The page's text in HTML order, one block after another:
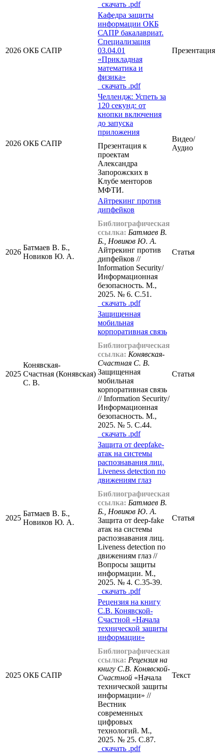
cкачать .pdf
2026 ОКБ САПР
Кафедра защиты
информации ОКБ
САПР бакалавриат.
Специализация
03.04.01
«Прикладная
математика и
физика»
cкачать .pdf
Презентация
2026 ОКБ САПР
Челлендж: Успеть за
120 секунд: от
кнопки включения
до запуска
приложения
Презентация к
проектам
Александра
Запорожских в
Клубе менторов
МФТИ.
Видео/
Аудио
2026
Батмаев В. Б.,
Новиков Ю. А.
Айтрекинг против
дипфейков
Библиографическая
ссылка: Батмаев В.
Б., Новиков Ю. А.
Айтрекинг против
дипфейков //
Information Security/
Информационная
безопасность. М.,
2025. № 6. С.51.
cкачать .pdf
Статья
2025
Конявская-
Счастная (Конявская)
С. В.
Защищенная
мобильная
корпоративная связь
Библиографическая
ссылка: Конявская-
Счастная С. В.
Защищенная
мобильная
корпоративная связь
// Information Security/
Информационная
безопасность. М.,
2025. № 5. С.44.
cкачать .pdf
Статья
2025
Батмаев В. Б.,
Новиков Ю. А.
Защита от deepfake-
атак на системы
распознавания лиц.
Liveness detection по
движениям глаз
Библиографическая
ссылка: Батмаев В.
Б., Новиков Ю. А.
Защита от deep-fake
атак на системы
распознавания лиц.
Liveness detection по
движениям глаз //
Вопросы защиты
информации. М.,
2025. № 4. С.35-39.
cкачать .pdf
Статья
2025 ОКБ САПР
Рецензия на книгу
С.В. Конявской-
Счастной «Начала
технической защиты
информации»
Библиографическая
ссылка: Рецензия на
книгу С.В. Конявской-
Счастной «Начала
технической защиты
информации» //
Вестник
современных
цифровых
технологий. М.,
2025. № 25. С.87.
cкачать .pdf
Текст